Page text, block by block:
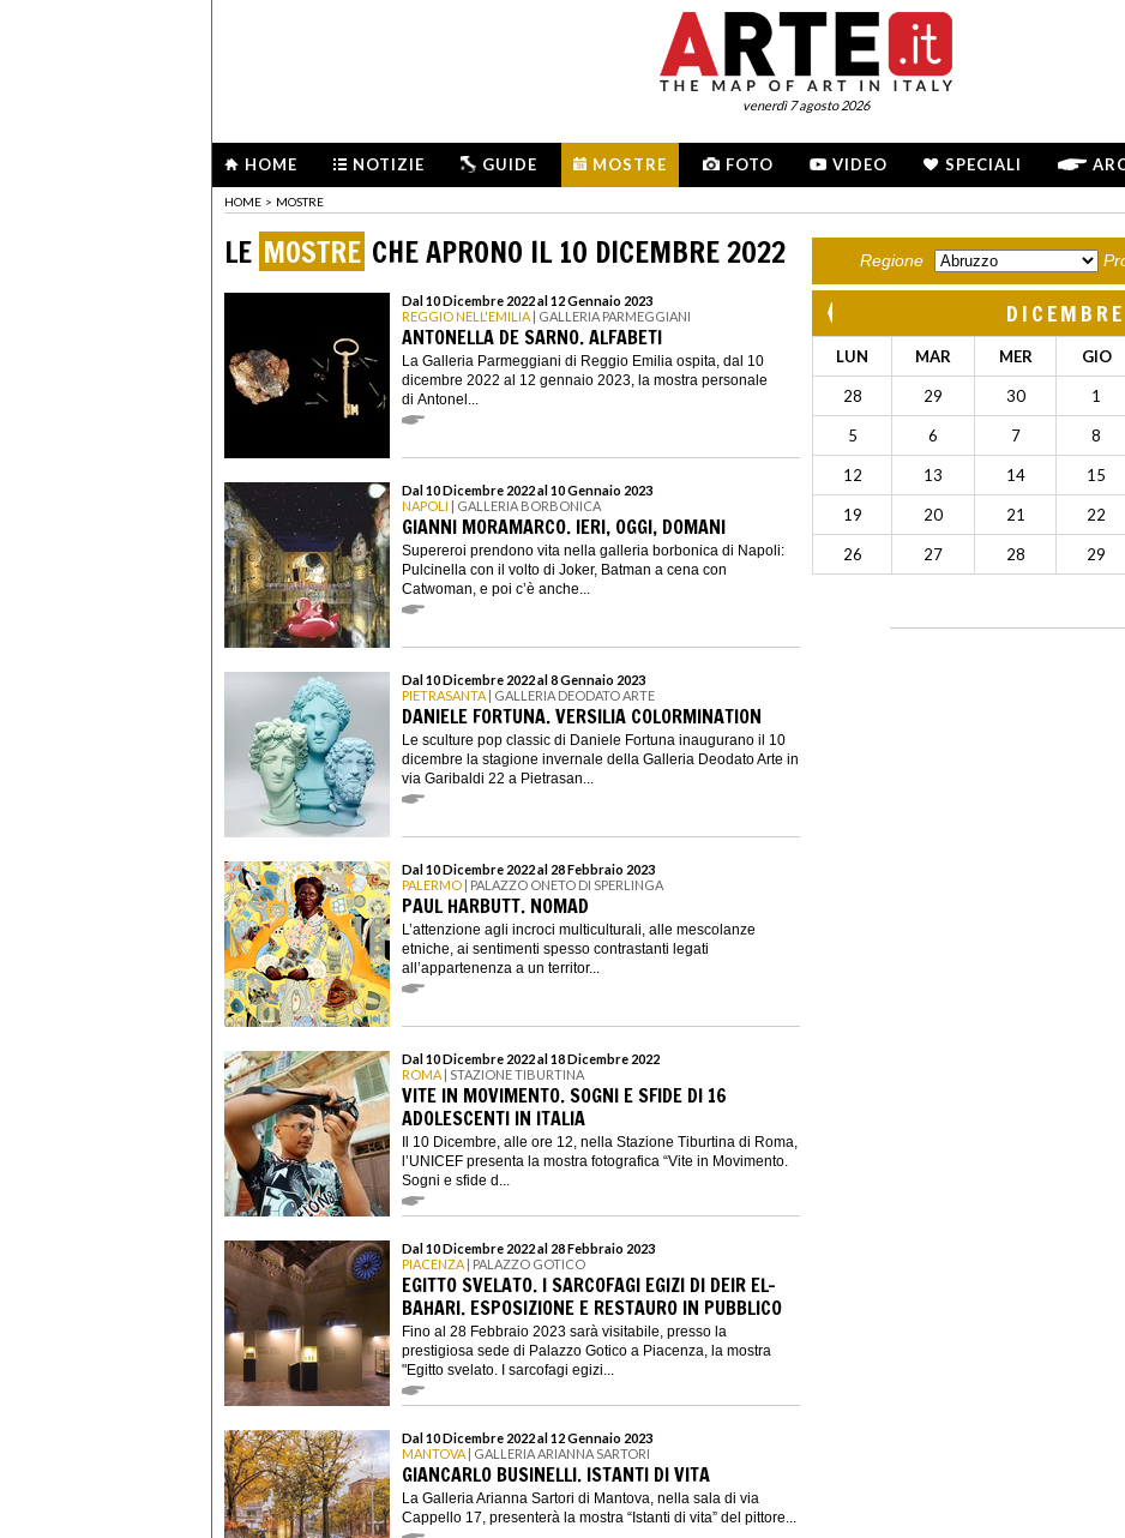
venerdì 7 agosto 2026
HOME NOTIZIE GUIDE MOSTRE FOTO VIDEO SPECIALI
HOME > MOSTRE
LE MOSTRE CHE APRONO IL 10 DICEMBRE 2022
Dal 10 Dicembre 2022 al 12 Gennaio 2023
REGGIO NELL'EMILIA | GALLERIA PARMEGGIANI
ANTONELLA DE SARNO. ALFABETI
La Galleria Parmeggiani di Reggio Emilia ospita, dal 10
dicembre 2022 al 12 gennaio 2023, la mostra personale
di Antonel...
Dal 10 Dicembre 2022 al 10 Gennaio 2023
NAPOLI | GALLERIA BORBONICA
GIANNI MORAMARCO. IERI, OGGI, DOMANI
Supereroi prendono vita nella galleria borbonica di Napoli:
Pulcinella con il volto di Joker, Batman a cena con
Catwoman, e poi c’è anche...
Dal 10 Dicembre 2022 al 8 Gennaio 2023
PIETRASANTA | GALLERIA DEODATO ARTE
DANIELE FORTUNA. VERSILIA COLORMINATION
Le sculture pop classic di Daniele Fortuna inaugurano il 10
dicembre la stagione invernale della Galleria Deodato Arte in
via Garibaldi 22 a Pietrasan...
Dal 10 Dicembre 2022 al 28 Febbraio 2023
PALERMO | PALAZZO ONETO DI SPERLINGA
PAUL HARBUTT. NOMAD
L’attenzione agli incroci multiculturali, alle mescolanze
etniche, ai sentimenti spesso contrastanti legati
all’appartenenza a un territor...
Dal 10 Dicembre 2022 al 18 Dicembre 2022
ROMA | STAZIONE TIBURTINA
VITE IN MOVIMENTO. SOGNI E SFIDE DI 16
ADOLESCENTI IN ITALIA
Il 10 Dicembre, alle ore 12, nella Stazione Tiburtina di Roma,
l’UNICEF presenta la mostra fotografica “Vite in Movimento.
Sogni e sfide d...
Dal 10 Dicembre 2022 al 28 Febbraio 2023
PIACENZA | PALAZZO GOTICO
EGITTO SVELATO. I SARCOFAGI EGIZI DI DEIR EL-
BAHARI. ESPOSIZIONE E RESTAURO IN PUBBLICO
Fino al 28 Febbraio 2023 sarà visitabile, presso la
prestigiosa sede di Palazzo Gotico a Piacenza, la mostra
"Egitto svelato. I sarcofagi egizi...
Dal 10 Dicembre 2022 al 12 Gennaio 2023
MANTOVA | GALLERIA ARIANNA SARTORI
GIANCARLO BUSINELLI. ISTANTI DI VITA
La Galleria Arianna Sartori di Mantova, nella sala di via
Cappello 17, presenterà la mostra “Istanti di vita” del pittore...
Regione
LUN MAR MER GIO
28 29 30 1
5 6 7 8
12 13 14 15
19 20 21 22
26 27 28 29